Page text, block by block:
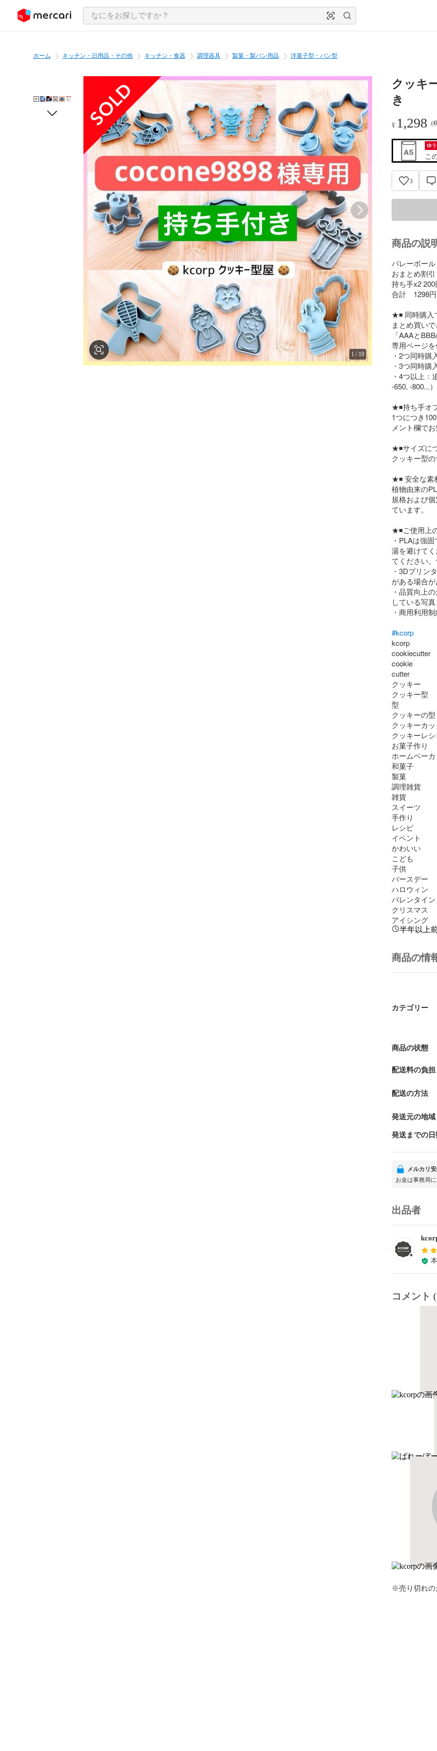
ツにスキップ
ホーム キッチン・日用品・その他 キッチン・食器 調理器具 製菓・製パン用品 洋菓子型・パン型
1 / 10
クッキ
き
¥ 1,298 (
ゆ
こ
3
商品の説
バレーボー
おまとめ割
持ち手x2 200
合計　1298円
★◾️ 同時購入
まとめ買い
「AAAと
専用ページを
・2つ同時購
・3つ同時購
・4つ以上：
-650, -800...）
★◾️持ち手オ
1つにつき
メント欄で
★◾️サイズに
クッキー型
★◾️ 安全な素
植物由来の
規格および
ています。
★◾️ご使用上
・PLAは強
湯を避けて
てください。
・3Dプリン
がある場合が
・品質向上
している写
・商用利用
#kcorp
kcorp
cookiecutter
cookie
cutter
クッキー
クッキー型
型
クッキーの型
クッキーカ
クッキーレ
お菓子作り
ホームベー
和菓子
製菓
調理雑貨
雑貨
スイーツ
手作り
レシピ
イベント
かわいい
こども
子供
バースデー
ハロウィン
バレンタイン
クリスマス
アイシング
半年以上
商品の情
カテゴリー
商品の状態
配送料の負担
配送の方法
発送元の地域
発送までの日
メルカリ
お金は事務局
出品者
コメント
※売り切れの